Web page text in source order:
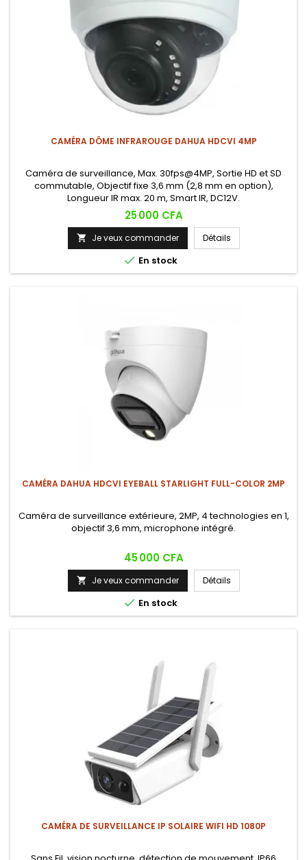
CAMÉRA DÔME INFRAROUGE DAHUA HDCVI 4MP
Caméra de surveillance, Max. 30fps@4MP, Sortie HD et SD
commutable, Objectif fixe 3,6 mm (2,8 mm en option),
Longueur IR max. 20 m, Smart IR, DC12V.
Prix
25 000 CFA
 Je veux commander Détails
 En stock
CAMÉRA DAHUA HDCVI EYEBALL STARLIGHT FULL-COLOR 2MP
Caméra de surveillance extérieure, 2MP, 4 technologies en 1,
objectif 3,6 mm, microphone intégré.
Prix
45 000 CFA
 Je veux commander Détails
 En stock
CAMÉRA DE SURVEILLANCE IP SOLAIRE WIFI HD 1080P